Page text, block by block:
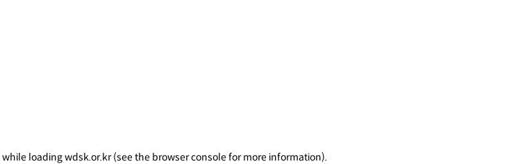
while loadingwdsk.or.kr (see the browser console for more information).